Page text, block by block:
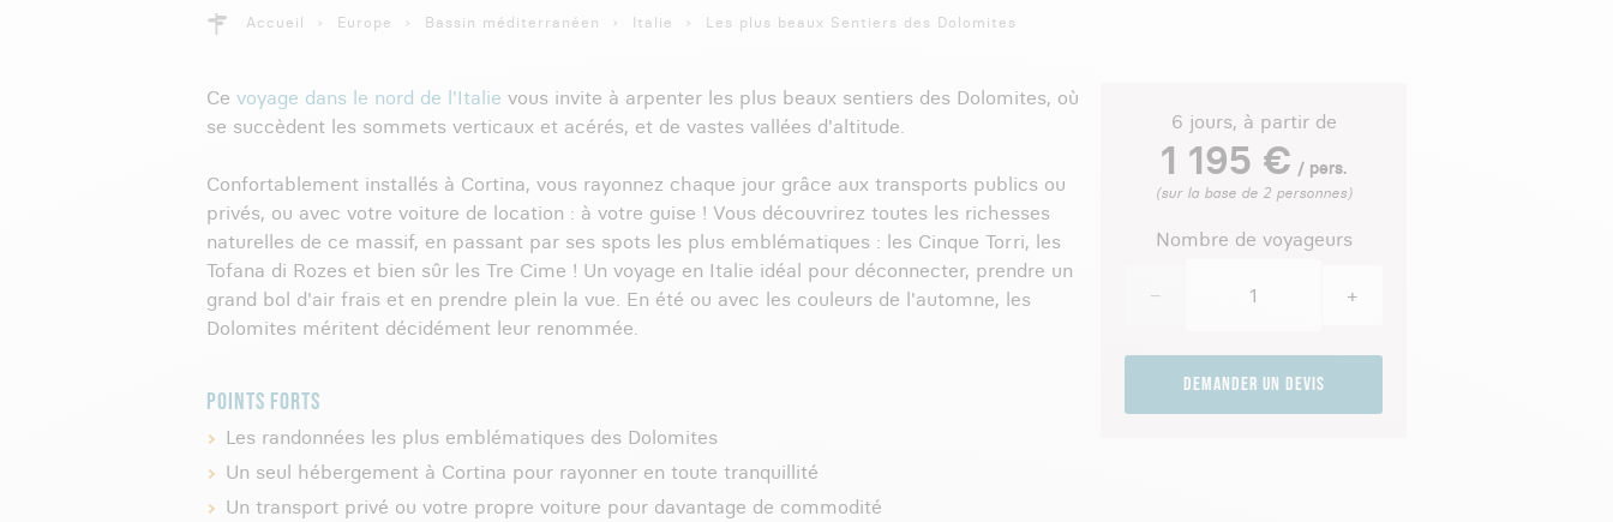
Accueil Europe Bassin méditerranéen Italie Les plus beaux Sentiers des Dolomites
Ce voyage dans le nord de l'Italie vous invite à arpenter les plus beaux sentiers des Dolomites, où
se succèdent les sommets verticaux et acérés, et de vastes vallées d'altitude.
Confortablement installés à Cortina, vous rayonnez chaque jour grâce aux transports publics ou
privés, ou avec votre voiture de location : à votre guise ! Vous découvrirez toutes les richesses
naturelles de ce massif, en passant par ses spots les plus emblématiques : les Cinque Torri, les
Tofana di Rozes et bien sûr les Tre Cime ! Un voyage en Italie idéal pour déconnecter, prendre un
grand bol d'air frais et en prendre plein la vue. En été ou avec les couleurs de l'automne, les
Dolomites méritent décidément leur renommée.
POINTS FORTS
Les randonnées les plus emblématiques des Dolomites
Un seul hébergement à Cortina pour rayonner en toute tranquillité
Un transport privé ou votre propre voiture pour davantage de commodité
6 jours, à partir de
1 195 € / pers.
(sur la base de 2 personnes)
Nombre de voyageurs
− +
Demander un devis